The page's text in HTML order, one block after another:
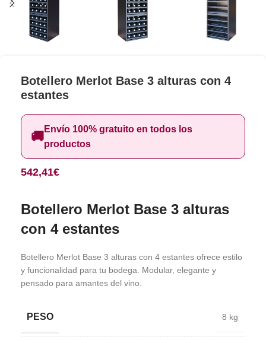
Botellero Merlot Base 3 alturas con 4
estantes
🚚Envío 100% gratuito en todos los
productos
542,41€
Botellero Merlot Base 3 alturas
con 4 estantes
Botellero Merlot Base 3 alturas con 4 estantes ofrece estilo
y funcionalidad para tu bodega. Modular, elegante y
pensado para amantes del vino.
PESO 8 kg